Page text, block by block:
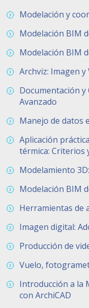
Modelación y
Modelación BIM
Modelación BIM
Archviz: Imagen
Documentación y
Avanzado
Manejo de datos
Aplicación
térmica: Criterios
Modelamiento
​Modelación BIM
Herramientas de
Imagen digital:
Producción de
Vuelo,
Introducción a la
con ArchiCAD